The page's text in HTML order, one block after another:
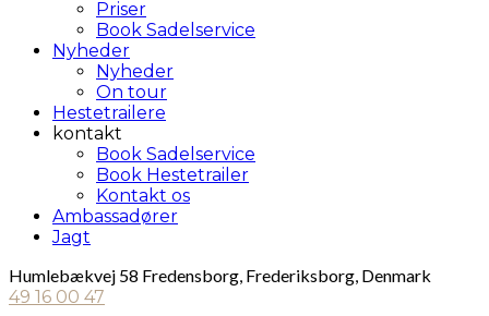
Priser
Book Sadelservice
Nyheder
Nyheder
On tour
Hestetrailere
kontakt
Book Sadelservice
Book Hestetrailer
Kontakt os
Ambassadører
Jagt
Humlebækvej 58 Fredensborg, Frederiksborg, Denmark
49 16 00 47